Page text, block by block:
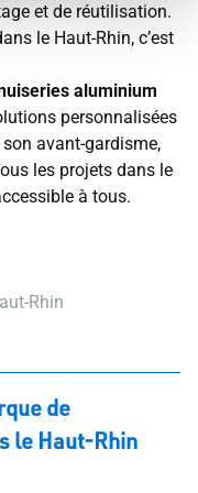
et de réutilisation.
le Haut-Rhin, c’est
aluminium
personnalisées
avant-gardisme,
les projets dans le
à tous.
Rhin
de
le Haut-Rhin